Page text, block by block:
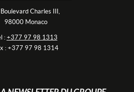
Charles III,
98000 Monaco
:+377 97 98 1313
: +377 97 98 1314